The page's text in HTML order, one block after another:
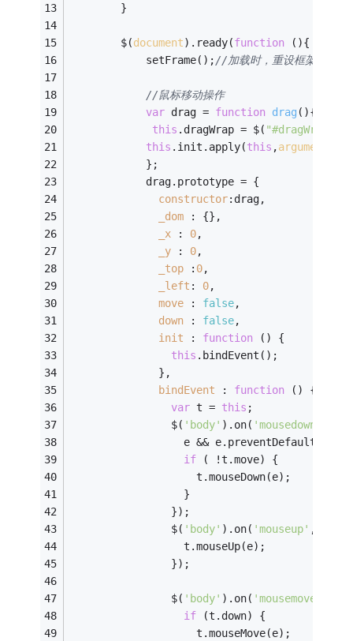
		}
		$(
document).ready(function ( ){
			setFrame();
//加载时，重设框架高宽度
//鼠标移动操作
var drag = function drag ( ){
this .dragWrap = $( "#dragWrap"
this .init.apply(this ,arguments
			};
			drag.prototype = {
constructor:drag,
_dom : {},
_x : 0,
_y : 0,
_top : 0,
_left : 0,
move : false,
down : false,
init : function ( ) {
this .bindEvent();
			  },
bindEvent : function ( ) {
var t = this ;
				$(
'body' ).on( 'mousedown'
				  e && e.preventDefault();
if ( !t.move) {
					t.mouseDown(e);
				  }
				});
				$(
'body' ).on( 'mouseup' ,
				  t.mouseUp(e);
				});
				$(
'body' ).on( 'mousemove'
if (t.down) {
					t.mouseMove(e);